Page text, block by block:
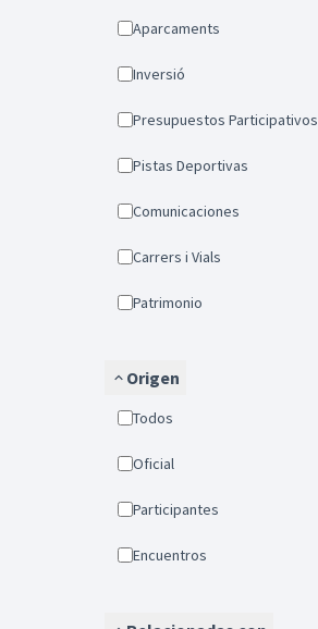
Aparcaments
Inversió
Presupuestos Participativos
Pistas Deportivas
Comunicaciones
Carrers i Vials
Patrimonio
Origen
Todos
Oficial
Participantes
Encuentros